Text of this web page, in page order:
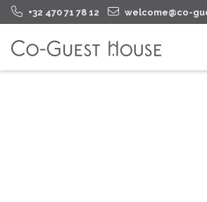
+32 470 71 78 12 welcome@co-